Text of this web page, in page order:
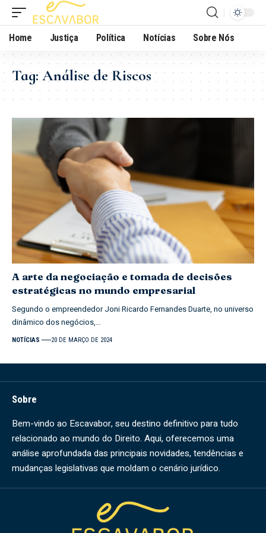
Home Justiça Política Notícias Sobre Nós
Tag:Análise de Riscos
A arte da negociação e tomada de decisões
estratégicas no mundo empresarial
Segundo o empreendedor Joni Ricardo Fernandes Duarte, no universo
dinâmico dos negócios,…
NOTÍCIAS 20 DE MARÇO DE 2024
Sobre
Bem-vindo ao Escavabor, seu destino definitivo para tudo
relacionado ao mundo do Direito. Aqui, oferecemos uma
análise aprofundada das principais novidades, tendências e
mudanças legislativas que moldam o cenário jurídico.